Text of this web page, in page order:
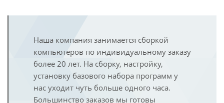
Наша компания занимается сборкой
компьютеров по индивидуальному заказу
более 20 лет. На сборку, настройку,
установку базового набора программ у
нас уходит чуть больше одного часа.
Большинство заказов мы готовы